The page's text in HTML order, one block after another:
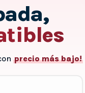
precio más bajo!